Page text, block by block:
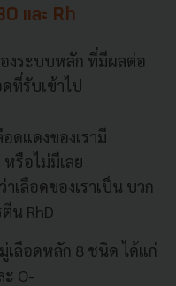
และ Rh
งระบบหลัก ที่มีผลต่อ
ที่รับเข้าไป
ดแดงของเรามี
หรือไม่มีเลย
เลือดของเราเป็น บวก
น RhD
เลือดหลัก 8 ชนิด ได้แก่
ะ O-